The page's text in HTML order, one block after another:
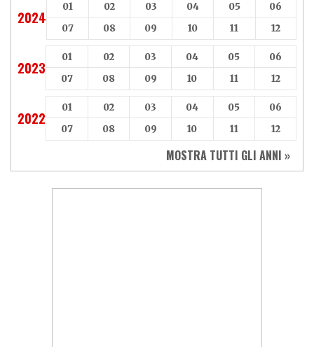
2024
01 02 03 04 05
06
07
08 09 10 11 12
2023
01 02 03 04 05
06
07
08 09 10 11 12
2022
01 02 03 04 05
06
07
08 09 10 11 12
MOSTRA TUTTI GLI ANNI »